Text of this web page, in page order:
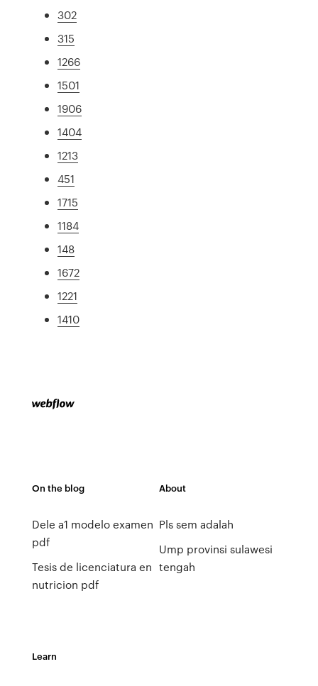
302
315
1266
1501
1906
1404
1213
451
1715
1184
148
1672
1221
1410
On the blog
Dele a1 modelo examen
pdf
Tesis de licenciatura en
nutricion pdf
About
Pls sem adalah
Ump provinsi sulawesi
tengah
Learn